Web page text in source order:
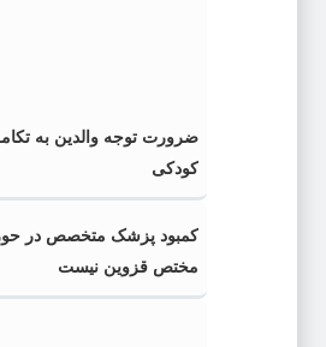
ضرورت توجه والدین به
کودکی
کمبود پزشک متخصص در
مختص قزوین نیست